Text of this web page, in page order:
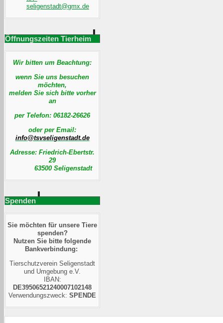
Öffnungszeiten Tierheim
Wir bitten um Beachtung:
wenn Sie uns besuchen
möchten,
melden Sie sich bitte vorher
an
per Telefon:06182-26626
oder per Email:
Adresse: Friedrich-Ebertstr.
29
63500 Seligenstadt
Spenden
Sie möchten für unsere Tiere
spenden?
Nutzen Sie bitte folgende
Bankverbindung:
Tierschutzverein Seligenstadt
und Umgebung e.V.
IBAN:
DE39506521240007102148
Verwendungszweck:SPENDE